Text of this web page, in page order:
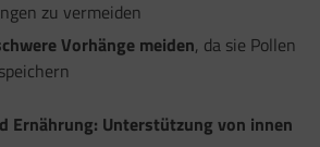
zu vermeiden
Vorhänge meiden, da sie Pollen
Ernährung: Unterstützung von innen